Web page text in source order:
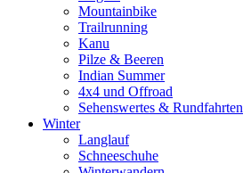
Mountainbike
Trailrunning
Kanu
Pilze & Beeren
Indian Summer
4x4 und Offroad
Sehenswertes & Rundfahrten
Winter
Langlauf
Schneeschuhe